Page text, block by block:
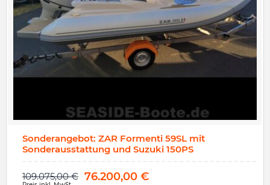
Sonderangebot: ZAR Formenti 59SL mit
Sonderausstattung und Suzuki 150PS
109.075,00€ 76.200,00 €